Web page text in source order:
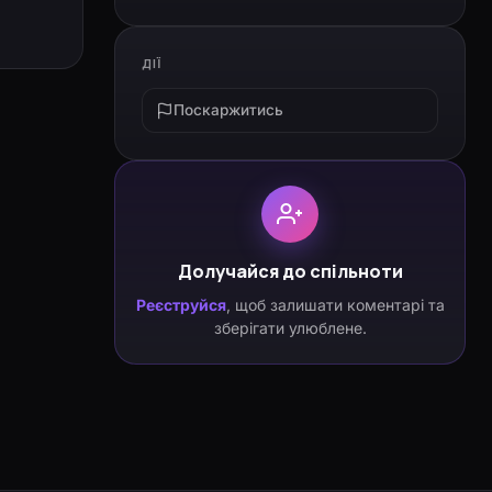
ДІЇ
Поскаржитись
Долучайся до спільноти
Реєструйся, щоб залишати коментарі та
зберігати улюблене.